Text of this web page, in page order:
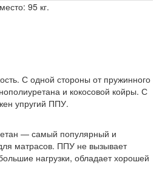
95 кг.
С одной стороны от пружинного
и кокосовой койры. С
упругий ППУ.
— самый популярный и
матрасов. ППУ не вызывает
нагрузки, обладает хорошей